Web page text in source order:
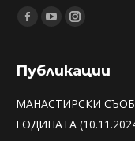
Find us on:
Facebook
opens
new
window
YouTube
opens
new
window
Instagram
opens
new
window
Публикации
МАНАСТИРСКИ
ГОДИНАТА